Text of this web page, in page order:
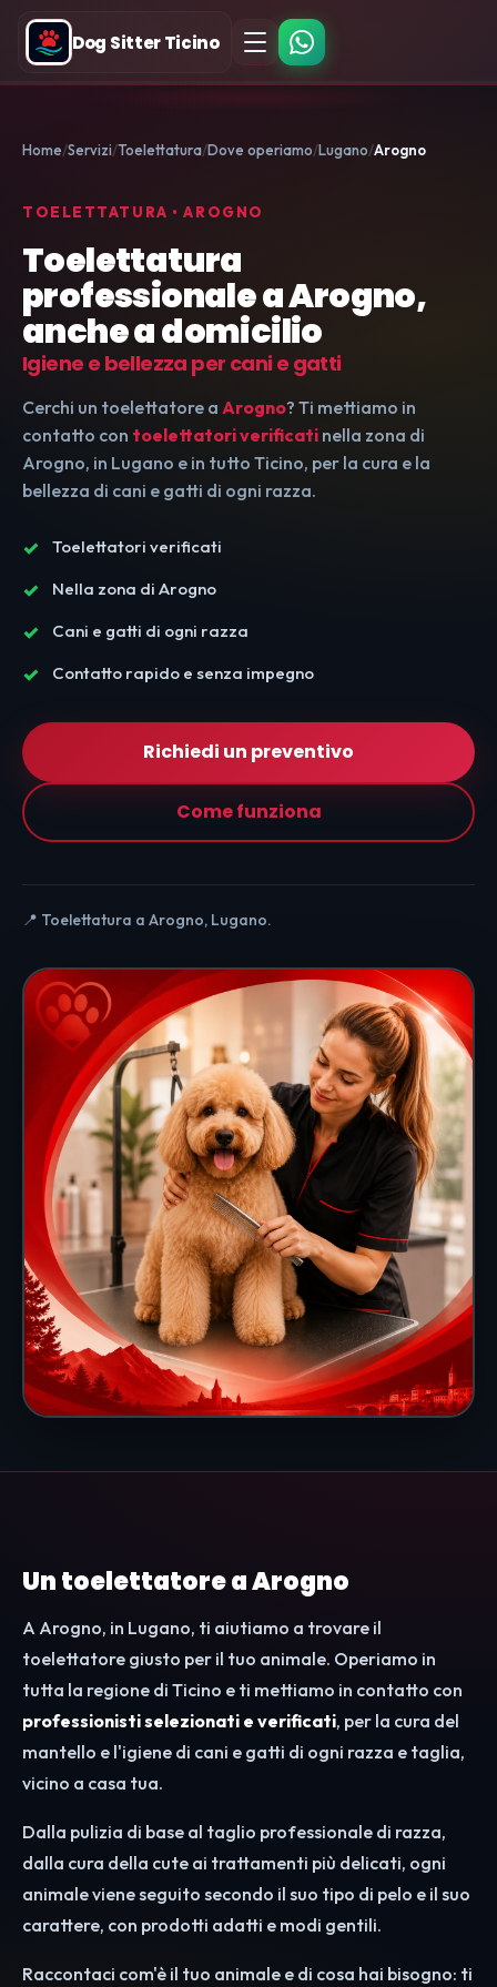
Dog Sitter Ticino
Home Servizi Toelettatura Dove operiamo Lugano Arogno
TOELETTATURA • AROGNO
Toelettatura
professionale a Arogno,
anche a domicilio
Igiene e bellezza per cani e gatti
Cerchi un toelettatore a Arogno? Ti mettiamo in
contatto con toelettatori verificati nella zona di
Arogno, in Lugano e in tutto Ticino, per la cura e la
bellezza di cani e gatti di ogni razza.
Toelettatori verificati
Nella zona di Arogno
Cani e gatti di ogni razza
Contatto rapido e senza impegno
Richiedi un preventivo
Come funziona
📍 Toelettatura a Arogno, Lugano.
Un toelettatore a Arogno
A Arogno, in Lugano, ti aiutiamo a trovare il
toelettatore giusto per il tuo animale. Operiamo in
tutta la regione di Ticino e ti mettiamo in contatto con
professionisti selezionati e verificati, per la cura del
mantello e l'igiene di cani e gatti di ogni razza e taglia,
vicino a casa tua.
Dalla pulizia di base al taglio professionale di razza,
dalla cura della cute ai trattamenti più delicati, ogni
animale viene seguito secondo il suo tipo di pelo e il suo
carattere, con prodotti adatti e modi gentili.
Raccontaci com'è il tuo animale e di cosa hai bisogno: ti